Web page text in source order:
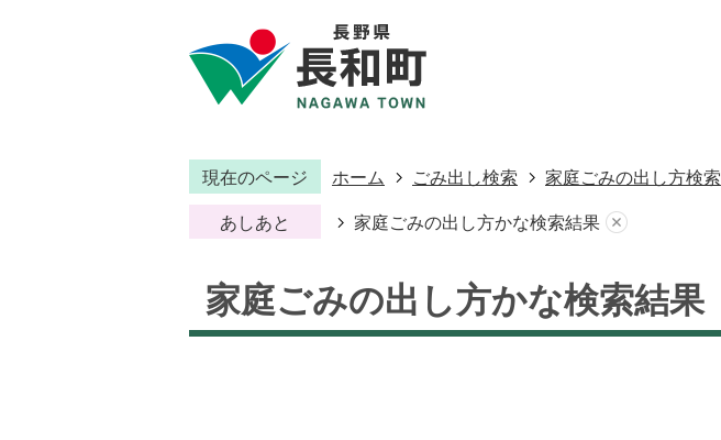
現在のページ ホーム ごみ出し検索 家庭ごみの出し方検索
あしあと 家庭ごみの出し方かな検索結果
家庭ごみの出し方かな検索結果